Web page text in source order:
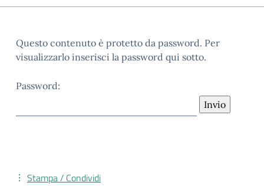
Questo contenuto è protetto da password. Per
visualizzarlo inserisci la password qui sotto.
Password:
Stampa / Condividi